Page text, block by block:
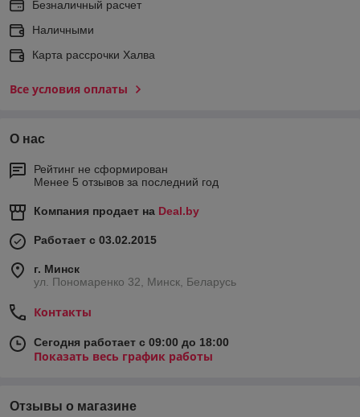
Безналичный расчет
Наличными
Карта рассрочки Халва
Все условия оплаты
О нас
Рейтинг не сформирован
Менее 5 отзывов за последний год
Компания продает на Deal.by
Работает с 03.02.2015
г. Минск
ул. Пономаренко 32, Минск, Беларусь
Контакты
Сегодня работает с 09:00 до 18:00
Показать весь график работы
Отзывы о магазине